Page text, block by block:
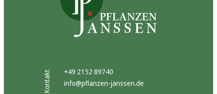
Kontakt
+49 2152 89740
info@pflanzen-janssen.de